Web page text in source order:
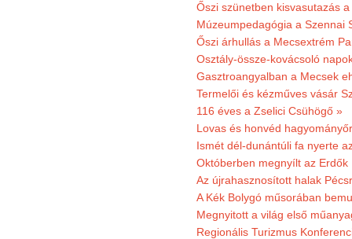
Őszi szünetben kisvasutazás
Múzeumpedagógia a Szennai
Őszi árhullás a Mecsextrém
Osztály-össze-kovácsoló
Gasztroangyalban a Mecsek
Termelői és kézműves vásár
116 éves a Zselici Csühögő »
Lovas és honvéd
Ismét dél-dunántúli fa nyerte
Októberben megnyílt az
Az újrahasznosított halak
A Kék Bolygó műsorában
Megnyitott a világ első
Regionális Turizmus